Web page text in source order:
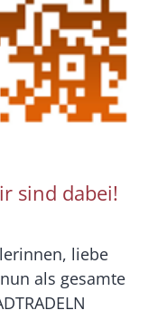
sind dabei!
liebe
als gesamte